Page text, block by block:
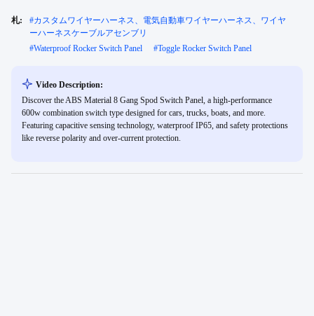
札: #カスタムワイヤーハーネス、電気自動車ワイヤーハーネス、ワイヤ
ーハーネスケーブルアセンブリ
#Waterproof Rocker Switch Panel #Toggle Rocker Switch Panel
Video Description:
Discover the ABS Material 8 Gang Spod Switch Panel, a high-performance
600w combination switch type designed for cars, trucks, boats, and more.
Featuring capacitive sensing technology, waterproof IP65, and safety protections
like reverse polarity and over-current protection.